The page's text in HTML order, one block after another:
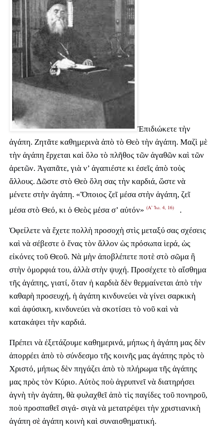
Ἐπιδιώκετε τὴν
ἀγάπη. Ζητᾶτε καθημερινὰ ἀπὸ τὸ Θεὸ τὴν ἀγάπη. Μαζὶ μὲ
τὴν ἀγάπη ἔρχεται καὶ ὅλο τὸ πλῆθος τῶν ἀγαθῶν καὶ τῶν
ἀρετῶν. Ἀγαπᾶτε, γιὰ ν’ ἀγαπιέστε κι ἐσεῖς ἀπὸ τοὺς
ἄλλους. Δῶστε στὸ Θεὸ ὅλη σας τὴν καρδιά, ὥστε νὰ
μένετε στὴν ἀγάπη. «Ὅποιος ζεῖ μέσα στὴν ἀγάπη, ζεῖ
μέσα στὸ Θεό, κι ὁ Θεὸς μέσα σ’ αὐτόν» (Α’ Ἰω. 4, 16) .
Ὀφείλετε νὰ ἔχετε πολλὴ προσοχὴ στὶς μεταξύ σας σχέσεις
καὶ νὰ σέβεστε ὁ ἕνας τὸν ἄλλον ὡς πρόσωπα ἱερά, ὡς
εἰκόνες τοῦ Θεοῦ. Νὰ μὴν ἀποβλέπετε ποτὲ στὸ σῶμα ἢ
στὴν ὀμορφιά του, ἀλλὰ στὴν ψυχή. Προσέχετε τὸ αἴσθημα
τῆς ἀγάπης, γιατί, ὅταν ἡ καρδιὰ δὲν θερμαίνεται ἀπὸ τὴν
καθαρὴ προσευχή, ἡ ἀγάπη κινδυνεύει νὰ γίνει σαρκικὴ
καὶ ἀφύσικη, κινδυνεύει νὰ σκοτίσει τὸ νοῦ καὶ νὰ
κατακάψει τὴν καρδιά.
Πρέπει νὰ ἐξετάζουμε καθημερινά, μήπως ἡ ἀγάπη μας δὲν
ἀπορρέει ἀπὸ τὸ σύνδεσμο τῆς κοινῆς μας ἀγάπης πρὸς τὸ
Χριστό, μήπως δὲν πηγάζει ἀπὸ τὸ πλήρωμα τῆς ἀγάπης
μας πρὸς τὸν Κύριο. Αὐτὸς ποὺ ἀγρυπνεῖ νὰ διατηρήσει
ἁγνὴ τὴν ἀγάπη, θὰ φυλαχθεῖ ἀπὸ τὶς παγίδες τοῦ πονηροῦ,
ποὺ προσπαθεῖ σιγά- σιγὰ νὰ μετατρέψει τὴν χριστιανικὴ
ἀγάπη σὲ ἀγάπη κοινὴ καὶ συναισθηματική.